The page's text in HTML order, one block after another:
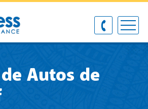
Autos de